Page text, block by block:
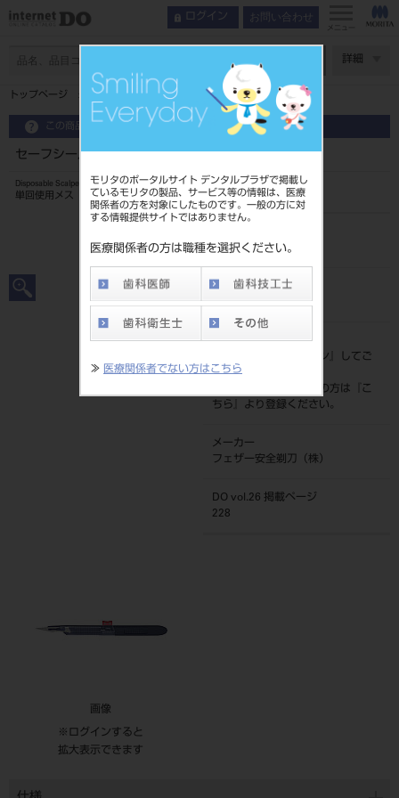
モリタのポータルサイト デンタルプラザで掲載し
ているモリタの製品、サービス等の情報は、医療
関係者の方を対象にしたものです。一般の方に対
する情報提供サイトではありません。
医療関係者の方は職種を選択ください。
≫ 医療関係者でない方はこちら
ログイン お問い合わせ
メニュー
詳細
トップページ セーフシールド スカルペル 10本入 No.25
この商品に関するお問い合わせ
セーフシールド スカルペル 10本入 No.25
Disposable Scalpel
単回使用メス
20211040125
JAN/EANコード
標準価格
ログイン
』してご
覧ください。
ネット会員登録がまだの方は『
こ
ちら
』より登録ください。
メーカー
フェザー安全剃刀（株）
DO vol.26 掲載ページ
228
画像
※ログインすると
拡大表示できます